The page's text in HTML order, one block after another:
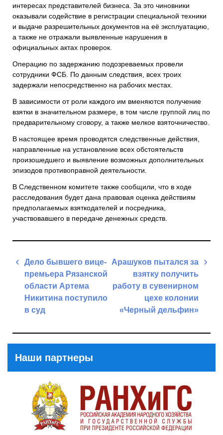
интересах представителей бизнеса. За это чиновники
оказывали содействие в регистрации специальной техники
и выдаче разрешительных документов на её эксплуатацию,
а также не отражали выявленные нарушения в
официальных актах проверок.
Операцию по задержанию подозреваемых провели
сотрудники ФСБ. По данным следствия, всех троих
задержали непосредственно на рабочих местах.
В зависимости от роли каждого им вменяются получение
взятки в значительном размере, в том числе группой лиц по
предварительному сговору, а также мелкое взяточничество.
В настоящее время проводятся следственные действия,
направленные на установление всех обстоятельств
произошедшего и выявление возможных дополнительных
эпизодов противоправной деятельности.
В Следственном комитете также сообщили, что в ходе
расследования будет дана правовая оценка действиям
предполагаемых взяткодателей и посредника,
участвовавшего в передаче денежных средств.
Навигация
записям
Дело бывшего вице-
премьера Рязанской
области Артема
Никитина поступило
в суд
Арашуков пытался за
взятку получить
работу в сувенирном
цехе колонии
«Черный дельфин»
Наши партнеры